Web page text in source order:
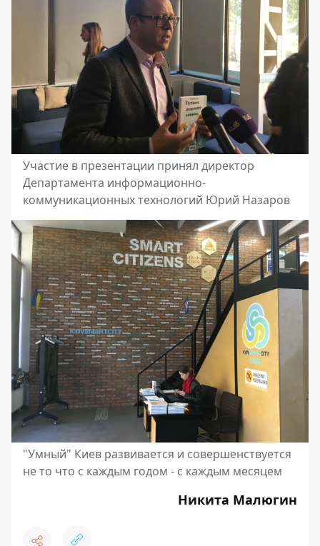
Участие в презентации принял директор
Департамента информационно-
коммуникационных технологий Юрий Назаров
"Умный" Киев развивается и совершенствуется
не то что с каждым годом - с каждым месяцем
Никита Малюгин